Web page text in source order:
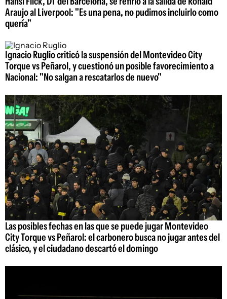
Araujo al Liverpool: "Es una pena, no pudimos incluirlo como
quería"
Ignacio Ruglio criticó la suspensión del Montevideo City
Torque vs Peñarol, y cuestionó un posible favorecimiento a
Nacional: "No salgan a rescatarlos de nuevo"
Las posibles fechas en las que se puede jugar Montevideo
City Torque vs Peñarol: el carbonero busca no jugar antes del
clásico, y el ciudadano descartó el domingo